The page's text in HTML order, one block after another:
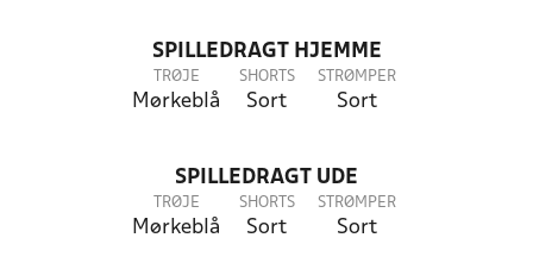
SPILLEDRAGT HJEMME
TRØJE
Mørkeblå
SHORTS
Sort
STRØMPER
Sort
SPILLEDRAGT UDE
TRØJE
Mørkeblå
SHORTS
Sort
STRØMPER
Sort